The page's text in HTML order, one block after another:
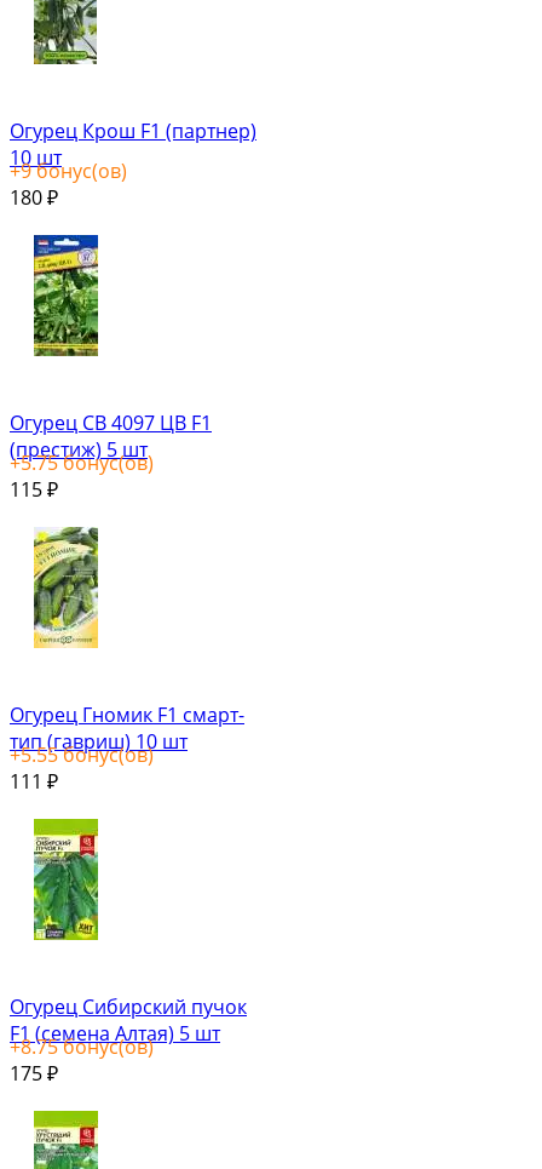
Огурец Крош F1 (партнер)
10 шт
+9бонус(ов)
180 ₽
Огурец СВ 4097 ЦВ F1
(престиж) 5 шт
+5.75бонус(ов)
115 ₽
Огурец Гномик F1 смарт-
тип (гавриш) 10 шт
+5.55бонус(ов)
111 ₽
Огурец Сибирский пучок
F1 (семена Алтая) 5 шт
+8.75бонус(ов)
175 ₽